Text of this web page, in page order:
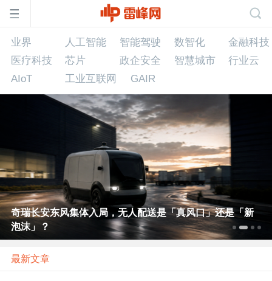
首
峰
网
业界 人工智能 智能驾驶 数智化
金融科技
医疗科技
芯片 政企安全 智慧城市
行业云
AIoT
工业互联网 GAIR
人工智能 数智化
奇瑞长安东风集体入局，无人配送是「真风口」还是「新
泡沫」？
最新文章